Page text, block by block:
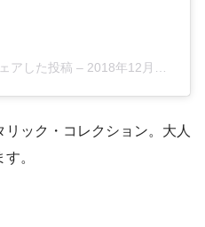
アした投稿 – 2018年12月月27日午後2時13分PST
ック・コレクション。大人
。